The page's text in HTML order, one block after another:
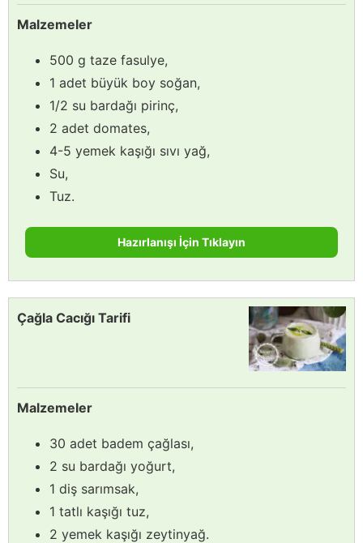
Malzemeler
500 g taze fasulye,
1 adet büyük boy soğan,
1/2 su bardağı pirinç,
2 adet domates,
4-5 yemek kaşığı sıvı yağ,
Su,
Tuz.
Hazırlanışı İçin Tıklayın
Çağla Cacığı Tarifi
Malzemeler
30 adet badem çağlası,
2 su bardağı yoğurt,
1 diş sarımsak,
1 tatlı kaşığı tuz,
2 yemek kaşığı zeytinyağ.